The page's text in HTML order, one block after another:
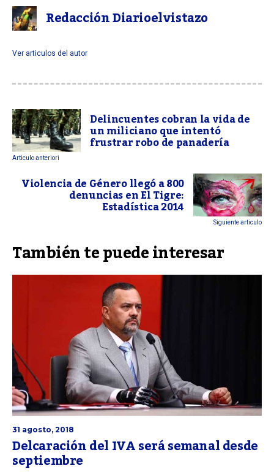
Redacción Diarioelvistazo
Ver articulos del autor
Delincuentes cobran la vida de
un miliciano que intentó
frustrar robo de panadería
Articulo anteriori
Violencia de Género llegó a 800
denuncias en El Tigre:
Estadística 2014
Siguiente articulo
También te puede interesar
31 agosto, 2018
Delcaración del IVA será semanal desde
septiembre